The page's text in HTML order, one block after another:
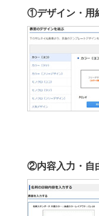
①デザイン・用
②内容入力・自